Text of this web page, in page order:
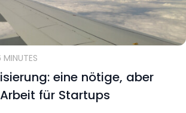
MINUTES
eine nötige, aber
für Startups